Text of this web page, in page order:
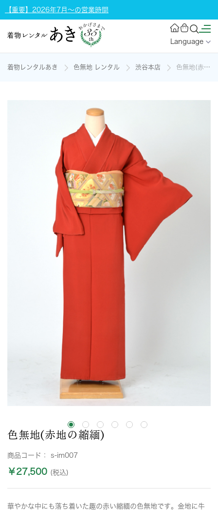
【重要】2026年7月～の営業時間
Language
着物レンタルあき 色無地 レンタル 渋谷本店 色無地(赤地の縮緬)の着物レンタル
色無地(赤地の縮緬)
商品コード： s-im007
￥27,500 (税込)
華やかな中にも落ち着いた趣の赤い縮緬の色無地です。金地に牛